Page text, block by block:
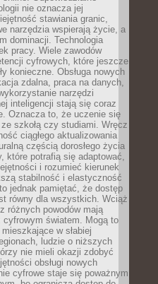
nie oznacza jej
stawiania granic,
narzędzia wspierają życie, a
dominacji. Technologia
pracy. Wiele zawodów
cyfrowych, które jeszcze
konieczne. Obsługa nowych
zdalna, praca na danych,
narzędzi
inteligencji stają się coraz
Oznacza to, że uczenie się
szkołą czy studiami. Wręcz
ciągłego aktualizowania
częścią dorosłego życia
które potrafią się adaptować,
i rozumieć kierunek
stabilność i elastyczność
jednak pamiętać, że dostęp
równy dla wszystkich. Wciąż
różnych powodów mają
cyfrowym światem. Mogą to
w słabiej
ludzie o niższych
nie mieli okazji zdobyć
obsługi nowych
cyfrowe staje się poważnym